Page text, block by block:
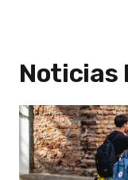
Noticias